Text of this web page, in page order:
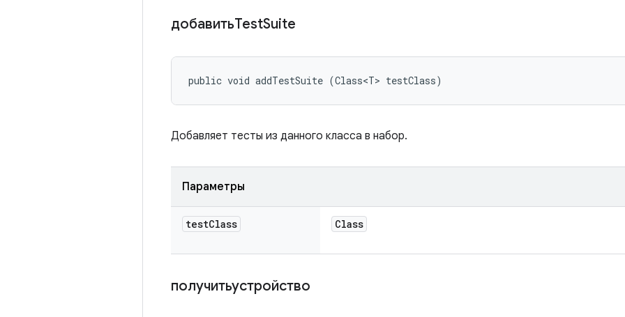
добавитьTestSuite
public void addTestSuite (Class<T> testClass)
Добавляет тесты из данного класса в набор.
Параметры
testClass Class
получитьустройство